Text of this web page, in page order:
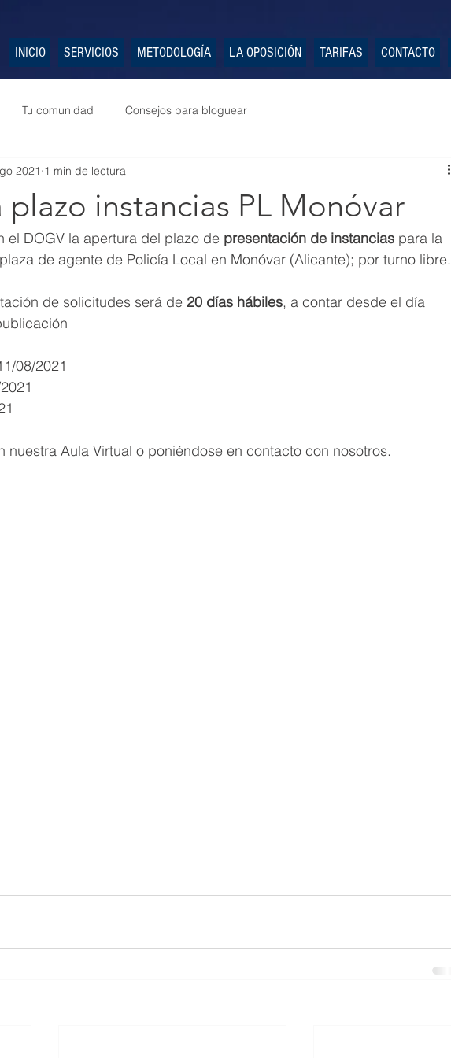
INICIO SERVICIOS METODOLOGÍA LA OPOSICIÓN TARIFAS CONTACTO
Tu comunidad Consejos para bloguear
instancias PL Monóvar
2021 1 min de lectura
el DOGV la apertura del plazo de presentación de instancias para la
de agente de Policía Local en Monóvar (Alicante); por turno libre.
de solicitudes será de 20 días hábiles, a contar desde el día
08/2021
nuestra Aula Virtual o poniéndose en contacto con nosotros.